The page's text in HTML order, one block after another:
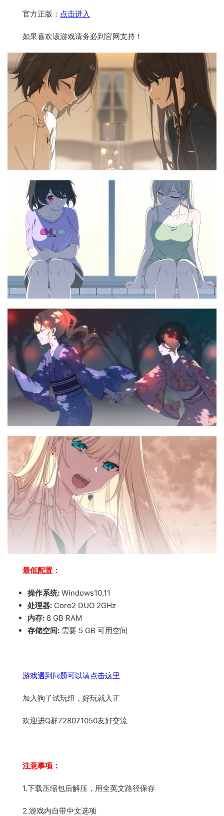
官方正版： 点击进入
如果喜欢该游戏请务必到官网支持！
最低配置：
操作系统: Windows10,11
处理器: Core2 DUO 2GHz
内存: 8 GB RAM
存储空间: 需要 5 GB 可用空间
游戏遇到问题可以请点击这里
加入狗子试玩组，好玩就入正
欢迎进Q群728071050友好交流
注意事项：
1.下载压缩包后解压，用全英文路径保存
2.游戏内自带中文选项